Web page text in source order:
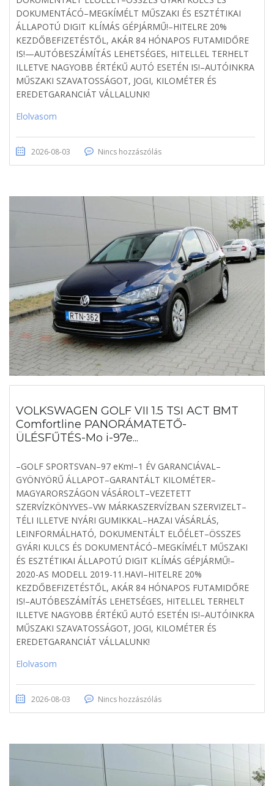
DOKUMENTÁCÓ–MEGKÍMÉLT MŰSZAKI ÉS ESZTÉTIKAI
ÁLLAPOTÚ DIGIT KLÍMÁS GÉPJÁRMŰ!–HITELRE 20%
KEZDŐBEFIZETÉSTŐL, AKÁR 84 HÓNAPOS FUTAMIDŐRE
IS!—AUTÓBESZÁMÍTÁS LEHETSÉGES, HITELLEL TERHELT
ILLETVE NAGYOBB ÉRTÉKŰ AUTÓ ESETÉN IS!–AUTÓINKRA
MŰSZAKI SZAVATOSSÁGOT, JOGI, KILOMÉTER ÉS
EREDETGARANCIÁT VÁLLALUNK!
Elolvasom
2026-08-03 Nincs hozzászólás
VOLKSWAGEN GOLF VII 1.5 TSI ACT BMT
Comfortline PANORÁMATETŐ-
ÜLÉSFŰTÉS-Mo i-97e...
–GOLF SPORTSVAN–97 eKm!–1 ÉV GARANCIÁVAL–
GYÖNYÖRŰ ÁLLAPOT–GARANTÁLT KILOMÉTER–
MAGYARORSZÁGON VÁSÁROLT–VEZETETT
SZERVÍZKÖNYVES–VW MÁRKASZERVÍZBAN SZERVIZELT–
TÉLI ILLETVE NYÁRI GUMIKKAL–HAZAI VÁSÁRLÁS,
LEINFORMÁLHATÓ, DOKUMENTÁLT ELŐÉLET–ÖSSZES
GYÁRI KULCS ÉS DOKUMENTÁCÓ–MEGKÍMÉLT MŰSZAKI
ÉS ESZTÉTIKAI ÁLLAPOTÚ DIGIT KLÍMÁS GÉPJÁRMŰ!–
2020-AS MODELL 2019-11.HAVI–HITELRE 20%
KEZDŐBEFIZETÉSTŐL, AKÁR 84 HÓNAPOS FUTAMIDŐRE
IS!–AUTÓBESZÁMÍTÁS LEHETSÉGES, HITELLEL TERHELT
ILLETVE NAGYOBB ÉRTÉKŰ AUTÓ ESETÉN IS!–AUTÓINKRA
MŰSZAKI SZAVATOSSÁGOT, JOGI, KILOMÉTER ÉS
EREDETGARANCIÁT VÁLLALUNK!
Elolvasom
2026-08-03 Nincs hozzászólás